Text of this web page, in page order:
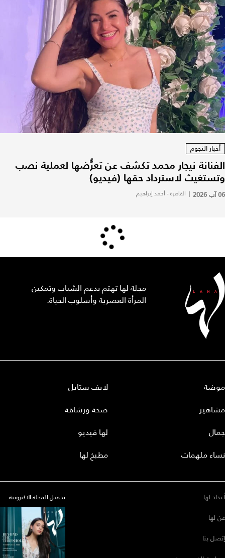
أخبار النجوم
الفنانة نيجار محمد تكشف عن تعرُّضها لعملية نصب
وتستغيث لاسترداد حقها (فيديو)
06 آب 2026 | القاهرة - أحمد إبراهيم
مجلة لها تهتم بدعم الشباب وتمكين
المرأة العصرية وأسلوب الحياة.
موضة
مشاهير
جمال
نساء ملهمات
لايف ستايل
صحة ورشاقة
لها فيديو
مطبخ لها
أعداد لها
عن لها
إتصل بنا
تحميل المجلة الاكترونية